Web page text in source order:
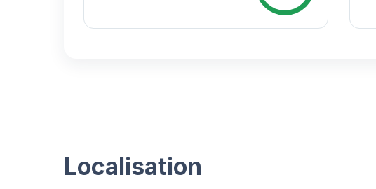
Localisation